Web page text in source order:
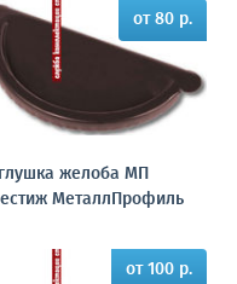
от 80 р.
желоба МП
МеталлПрофиль
от 100 р.